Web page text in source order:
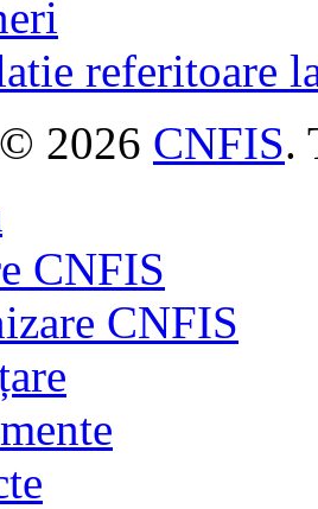
referitoare
2026 CNFIS.
CNFIS
CNFIS